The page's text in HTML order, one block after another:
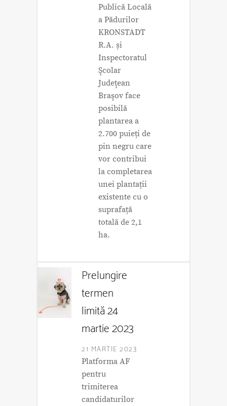
Publică Locală
a Pădurilor
KRONSTADT
R.A. și
Inspectoratul
Şcolar
Judeţean
Braşov face
posibilă
plantarea a
2.700 puieți de
pin negru care
vor contribui
la completarea
unei plantații
existente cu o
suprafață
totală de 2,1
ha.
Prelungire
termen
limită 24
martie 2023
21 MARTIE 2023
Platforma AF
pentru
trimiterea
candidaturilor